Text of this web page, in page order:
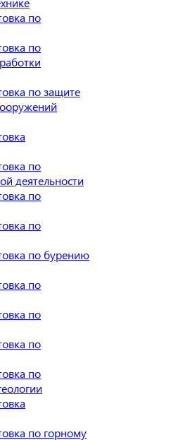
по
по
по защите
по
деятельности
по
по
по бурению
по
по
по
по
по горному